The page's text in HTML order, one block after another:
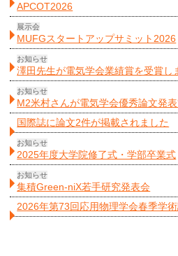
APCOT2026
展示会
MUFGスタートアップサミット2026
お知らせ
澤田先生が電気学会業績賞を受賞し
お知らせ
M2米村さんが電気学会優秀論文発
国際誌に論文2件が掲載されました
お知らせ
2025年度大学院修了式・学部卒業式
お知らせ
集積Green-niX若手研究発表会
2026年第73回応用物理学会春季学